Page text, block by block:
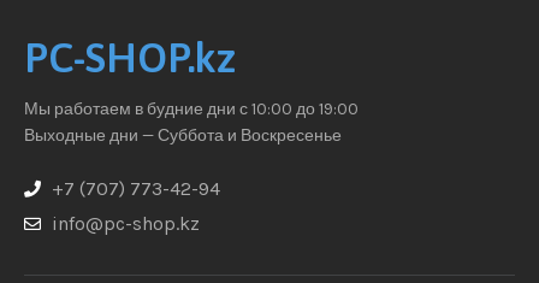
PC-SHOP.kz
Мы работаем в будние дни с 10:00 до 19:00
Выходные дни — Суббота и Воскресенье
+7 (707) 773-42-94
info@pc-shop.kz